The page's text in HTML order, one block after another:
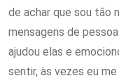
de achar que sou tão
mensagens de
ajudou elas e
sentir, às vezes eu